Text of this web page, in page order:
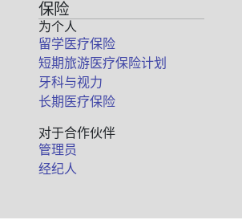
保险
为个人
留学医疗保险
短期旅游医疗保险计划
牙科与视力
长期医疗保险
对于合作伙伴
管理员
经纪人